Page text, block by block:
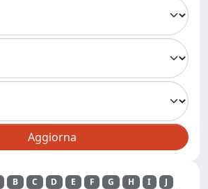
B C D E F G H I
J